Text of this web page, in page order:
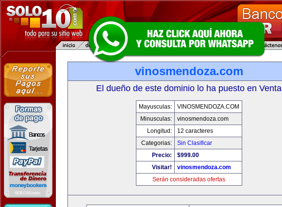
vinosmendoza.com
El dueño de este dominio lo ha puesto en Venta
Mayusculas:
VINOSMENDOZA.COM
Minusculas:
vinosmendoza.com
Longitud:
12 caracteres
Categorias:
Sin Clasificar
Precio:
$999.00
Visitar!
vinosmendoza.com
Serán consideradas ofertas